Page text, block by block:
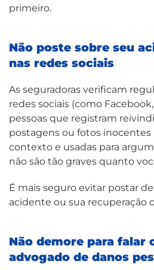
primeiro.
Não poste sobre seu
nas redes sociais
As seguradoras verificam
redes sociais (como
pessoas que registram
postagens ou fotos inocentes
contexto e usadas para
não são tão graves quanto
É mais seguro evitar postar
acidente ou sua recuperação
Não demore para falar
advogado de danos